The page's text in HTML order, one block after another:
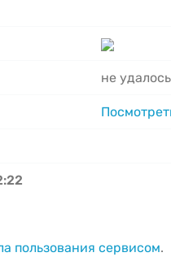
не
пользования сервисом.